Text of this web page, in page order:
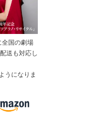
国の劇場
送も対応し
うになりま